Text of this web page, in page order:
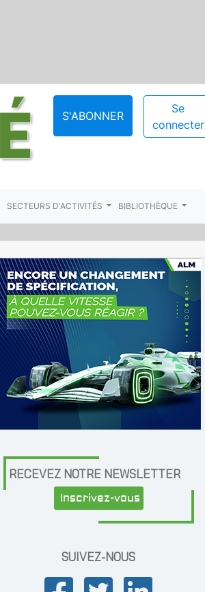
S'ABONNER
Se
connecter
SECTEURS D'ACTIVITÉS BIBLIOTHÈQUE
RECEVEZ NOTRE NEWSLETTER
Inscrivez-vous
SUIVEZ-NOUS